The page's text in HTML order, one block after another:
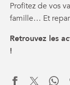
Profitez de vos
famille… Et
Retrouvez les
!